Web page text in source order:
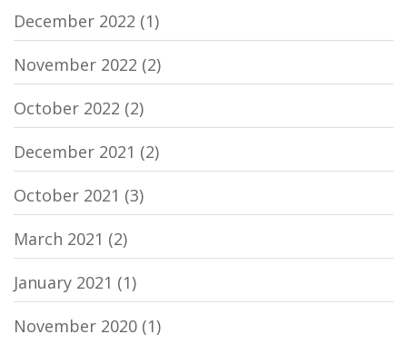
December 2022 (1)
November 2022 (2)
October 2022 (2)
December 2021 (2)
October 2021 (3)
March 2021 (2)
January 2021 (1)
November 2020 (1)